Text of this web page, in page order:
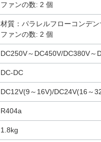
ファンの数: 2 個
材質：パラレルフローコンデン
ファンの数: 2 個
DC250V～DC450V/DC380V～
DC-DC
DC12V(9～16V)/DC24V(16～
R404a
1.8kg